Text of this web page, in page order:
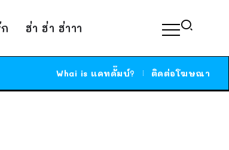
ฮ่า ฮ่า ฮ่าาา
Whai is แคทดั๊มบ์? ติดต่อโฆษณา